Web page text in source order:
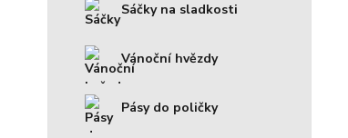
Sáčky na sladkosti
Vánoční hvězdy
Pásy do poličky